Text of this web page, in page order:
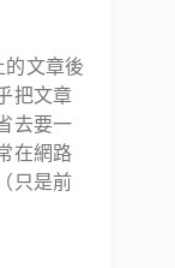
文章後
把文章
去要一
在網路
只是前